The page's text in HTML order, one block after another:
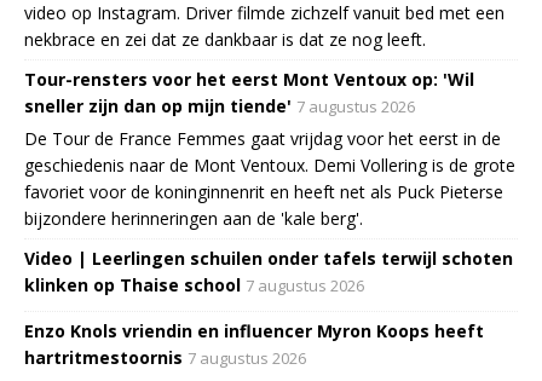
video op Instagram. Driver filmde zichzelf vanuit bed met een
nekbrace en zei dat ze dankbaar is dat ze nog leeft.
Tour-rensters voor het eerst Mont Ventoux op: 'Wil
sneller zijn dan op mijn tiende' 7 augustus 2026
De Tour de France Femmes gaat vrijdag voor het eerst in de
geschiedenis naar de Mont Ventoux. Demi Vollering is de grote
favoriet voor de koninginnenrit en heeft net als Puck Pieterse
bijzondere herinneringen aan de 'kale berg'.
Video | Leerlingen schuilen onder tafels terwijl schoten
klinken op Thaise school 7 augustus 2026
Enzo Knols vriendin en influencer Myron Koops heeft
hartritmestoornis 7 augustus 2026